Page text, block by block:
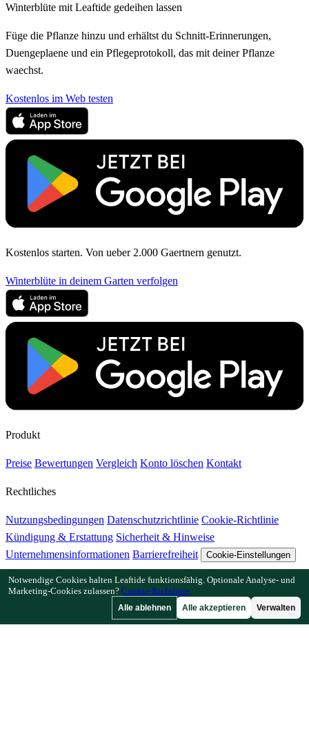
Winterblüte mit Leaftide gedeihen lassen
Füge die Pflanze hinzu und erhältst du Schnitt-Erinnerungen,
Duengeplaene und ein Pflegeprotokoll, das mit deiner Pflanze
waechst.
Kostenlos im Web testen
Kostenlos starten. Von ueber 2.000 Gaertnern genutzt.
Winterblüte in deinem Garten verfolgen
Produkt
Preise Bewertungen Vergleich Konto löschen Kontakt
Rechtliches
Nutzungsbedingungen Datenschutzrichtlinie Cookie-Richtlinie
Kündigung & Erstattung Sicherheit & Hinweise
Unternehmensinformationen Barrierefreiheit Cookie-Einstellungen
Funktionen
Beetplaner-Anleitung Pflanzenbibliothek
Gartengalerie
Notwendige Cookies halten Leaftide funktionsfähig. Optionale Analyse- und
Marketing-Cookies zulassen? Cookie-Richtlinie
Alle ablehnen Alle akzeptieren Verwalten